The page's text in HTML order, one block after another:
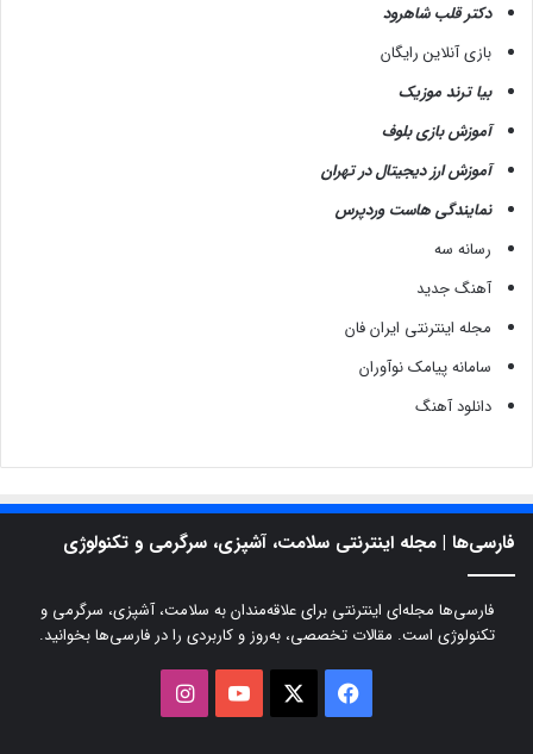
دکتر قلب شاهرود
بازی آنلاین رایگان
بیا ترند موزیک
آموزش بازی بلوف
آموزش ارز دیجیتال در تهران
نمایندگی هاست وردپرس
رسانه سه
آهنگ جدید
مجله اینترنتی ایران فان
سامانه پیامک نوآوران
دانلود آهنگ
فارسی‌ها | مجله اینترنتی سلامت، آشپزی، سرگرمی و تکنولوژی
فارسی‌ها مجله‌ای اینترنتی برای علاقه‌مندان به سلامت، آشپزی، سرگرمی و
تکنولوژی است. مقالات تخصصی، به‌روز و کاربردی را در فارسی‌ها بخوانید.
فیسبوک یوتیوب